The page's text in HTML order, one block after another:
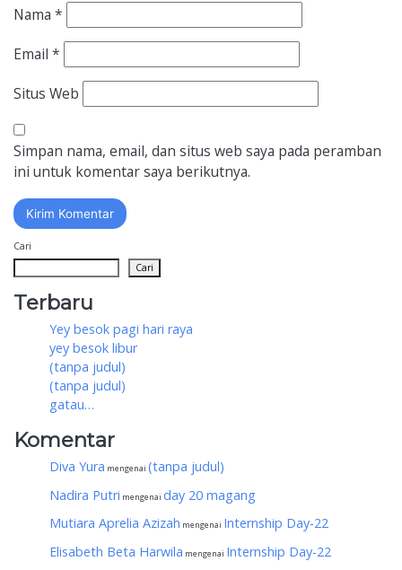
Nama *
Email *
Situs Web
Simpan nama, email, dan situs web saya pada peramban
ini untuk komentar saya berikutnya.
Cari
Cari
Terbaru
Yey besok pagi hari raya
yey besok libur
(tanpa judul)
(tanpa judul)
gatau…
Komentar
Diva Yura mengenai (tanpa judul)
Nadira Putri mengenai day 20 magang
Mutiara Aprelia Azizah mengenai Internship Day-22
Elisabeth Beta Harwila mengenai Internship Day-22